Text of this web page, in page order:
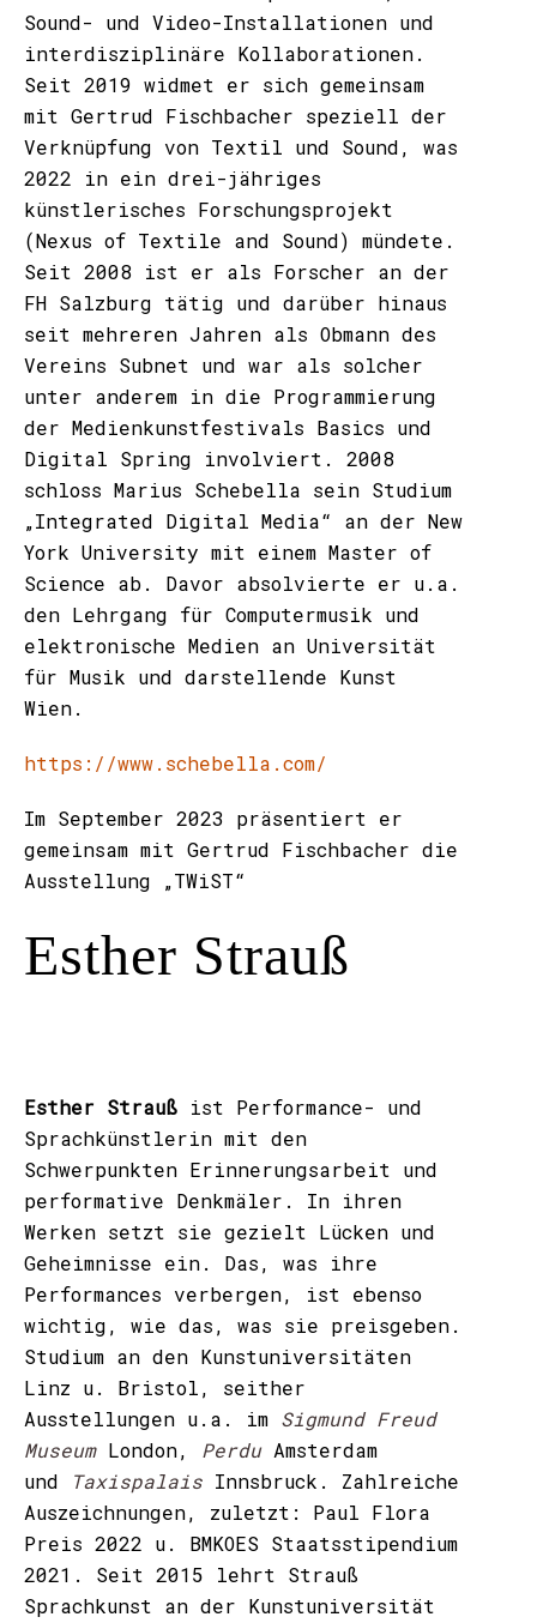
Sound- und Video-Installationen und
interdisziplinäre Kollaborationen.
Seit 2019 widmet er sich gemeinsam
mit Gertrud Fischbacher speziell der
Verknüpfung von Textil und Sound, was
2022 in ein drei-jähriges
künstlerisches Forschungsprojekt
(Nexus of Textile and Sound) mündete.
Seit 2008 ist er als Forscher an der
FH Salzburg tätig und darüber hinaus
seit mehreren Jahren als Obmann des
Vereins Subnet und war als solcher
unter anderem in die Programmierung
der Medienkunstfestivals Basics und
Digital Spring involviert. 2008
schloss Marius Schebella sein Studium
„Integrated Digital Media“ an der New
York University mit einem Master of
Science ab. Davor absolvierte er u.a.
den Lehrgang für Computermusik und
elektronische Medien an Universität
für Musik und darstellende Kunst
Wien.
https://www.schebella.com/
Im September 2023 präsentiert er
gemeinsam mit Gertrud Fischbacher die
Ausstellung „TWiST“
Esther Strauß
Esther Strauß ist Performance- und
Sprachkünstlerin mit den
Schwerpunkten Erinnerungsarbeit und
performative Denkmäler. In ihren
Werken setzt sie gezielt Lücken und
Geheimnisse ein. Das, was ihre
Performances verbergen, ist ebenso
wichtig, wie das, was sie preisgeben.
Studium an den Kunstuniversitäten
Linz u. Bristol, seither
Ausstellungen u.a. im Sigmund Freud
MuseumLondon, PerduAmsterdam
und
Taxispalais Innsbruck. Zahlreiche
Auszeichnungen, zuletzt: Paul Flora
Preis 2022 u. BMKOES Staatsstipendium
2021. Seit 2015 lehrt Strauß
Sprachkunst an der Kunstuniversität